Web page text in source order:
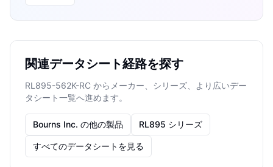
関連データシート経路を探す
RL895-562K-RC からメーカー、シリーズ、より広いデー
タシート一覧へ進めます。
Bourns Inc. の他の製品 RL895 シリーズ
すべてのデータシートを見る